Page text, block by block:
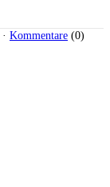
· Kommentare (0)